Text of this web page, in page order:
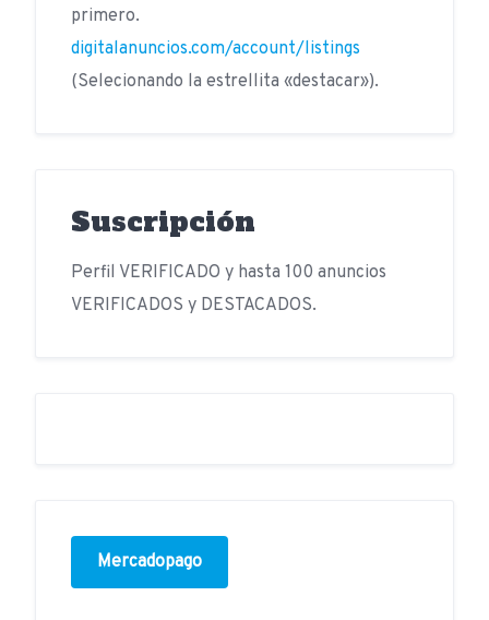
primero.
digitalanuncios.com/account/listings
(Selecionando la estrellita «destacar»).
Suscripción
Perfil VERIFICADO y hasta 100 anuncios
VERIFICADOS y DESTACADOS.
Mercadopago